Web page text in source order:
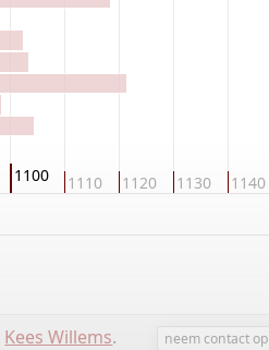
1100 1110 1120 1130 1140
Kees Willems. neem contact op